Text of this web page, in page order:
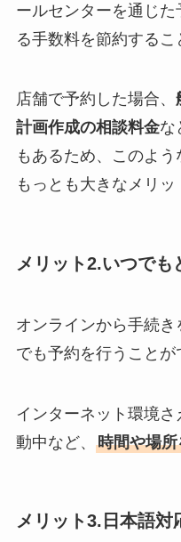
ールセンターを通じ
る手数料を節約するこ
店舗で予約した場合、
計画作成の相談料金な
もあるため、このよ
もっとも大きなメリッ
メリット2.いつでも
オンラインから手続
でも予約を行うことが
インターネット環境
動中など、 時間や場
メリット3.日本語対